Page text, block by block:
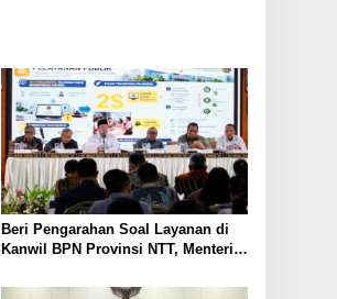
Beri Pengarahan Soal Layanan di
Kanwil BPN Provinsi NTT, Menteri
Masyarakat